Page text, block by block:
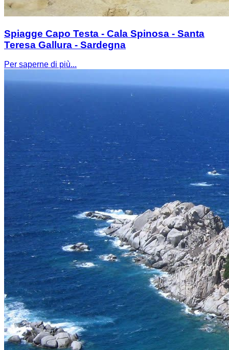
Spiagge Capo Testa - Cala Spinosa - Santa
Teresa Gallura - Sardegna
Per saperne di più...